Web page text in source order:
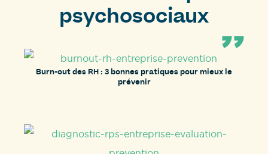
psychosociaux
Burn-out des RH : 3 bonnes pratiques pour mieux le
prévenir